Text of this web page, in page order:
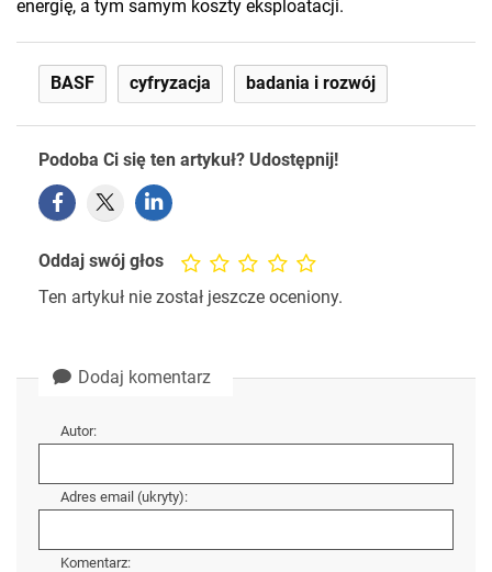
energię, a tym samym koszty eksploatacji.
BASF cyfryzacja badania i rozwój
Podoba Ci się ten artykuł? Udostępnij!
Oddaj swój głos
Ten artykuł nie został jeszcze oceniony.
Dodaj komentarz
Autor:
Adres email (ukryty):
Komentarz: